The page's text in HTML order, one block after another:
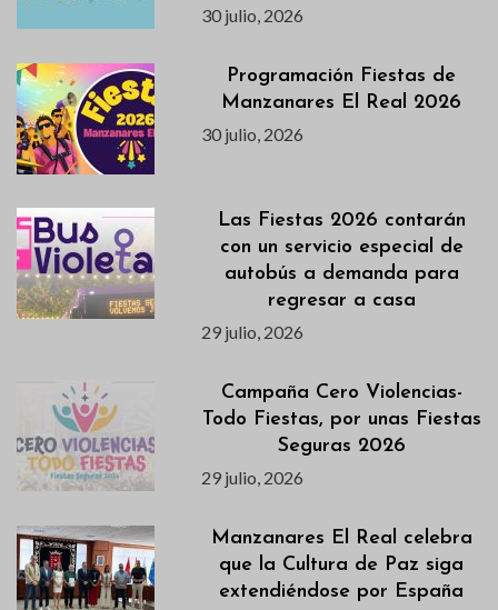
30 julio, 2026
Programación Fiestas de
Manzanares El Real 2026
30 julio, 2026
Las Fiestas 2026 contarán
con un servicio especial de
autobús a demanda para
regresar a casa
29 julio, 2026
Campaña Cero Violencias-
Todo Fiestas, por unas Fiestas
Seguras 2026
29 julio, 2026
Manzanares El Real celebra
que la Cultura de Paz siga
extendiéndose por España